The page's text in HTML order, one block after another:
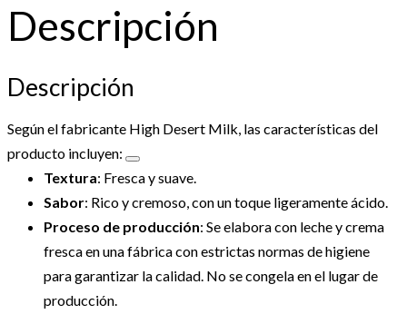
Descripción
Descripción
Según el fabricante High Desert Milk, las características del
producto incluyen:
Textura: Fresca y suave.
Sabor: Rico y cremoso, con un toque ligeramente ácido.
Proceso de producción: Se elabora con leche y crema
fresca en una fábrica con estrictas normas de higiene
para garantizar la calidad. No se congela en el lugar de
producción.